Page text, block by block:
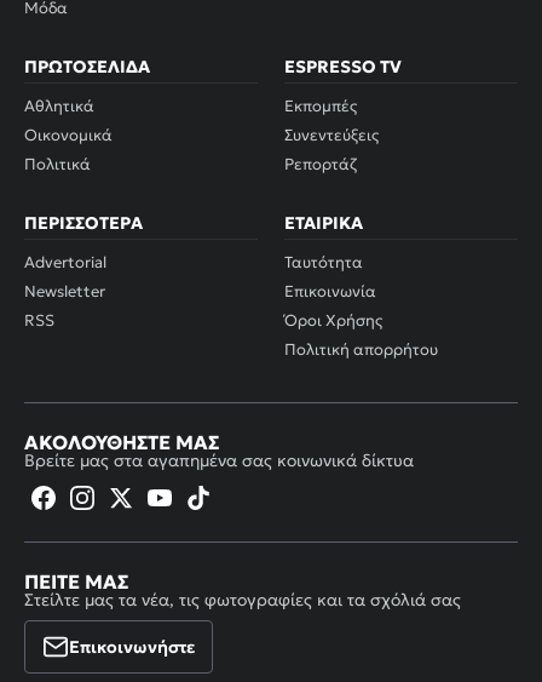
Μόδα
ΠΡΩΤΟΣΈΛΙΔΑ
Αθλητικά
Οικονομικά
Πολιτικά
ESPRESSO TV
Εκπομπές
Συνεντεύξεις
Ρεπορτάζ
ΠΕΡΙΣΣΌΤΕΡΑ
Advertorial
Newsletter
RSS
ΕΤΑΙΡΙΚΆ
Ταυτότητα
Επικοινωνία
Όροι Χρήσης
Πολιτική απορρήτου
ΑΚΟΛΟΥΘΉΣΤΕ ΜΑΣ
Βρείτε μας στα αγαπημένα σας κοινωνικά δίκτυα
ΠΕΊΤΕ ΜΑΣ
Στείλτε μας τα νέα, τις φωτογραφίες και τα σχόλιά σας
Επικοινωνήστε